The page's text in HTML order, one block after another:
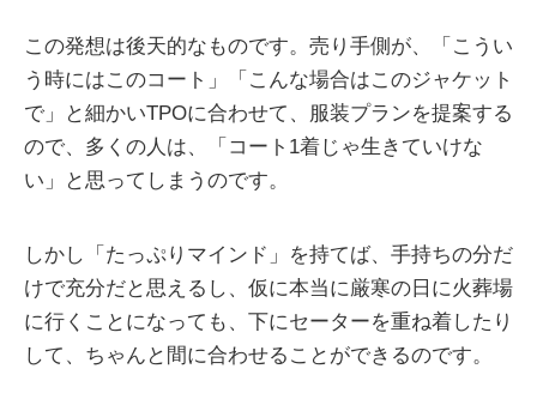
この発想は後天的なものです。売り手側が、「こうい
う時にはこのコート」「こんな場合はこのジャケット
で」と細かいTPOに合わせて、服装プランを提案する
ので、多くの人は、「コート1着じゃ生きていけな
い」と思ってしまうのです。
しかし「たっぷりマインド」を持てば、手持ちの分だ
けで充分だと思えるし、仮に本当に厳寒の日に火葬場
に行くことになっても、下にセーターを重ね着したり
して、ちゃんと間に合わせることができるのです。